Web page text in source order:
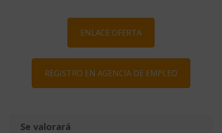
ENLACE OFERTA
REGISTRO EN AGENCIA DE EMPLEO
Se valorará